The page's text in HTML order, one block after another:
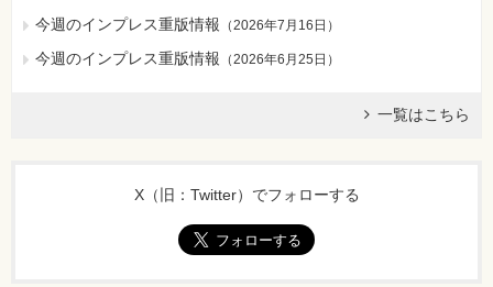
今週のインプレス重版情報 （2026年7月16日 ）
今週のインプレス重版情報 （2026年6月25日 ）
一覧はこちら
X（旧：Twitter）でフォローする